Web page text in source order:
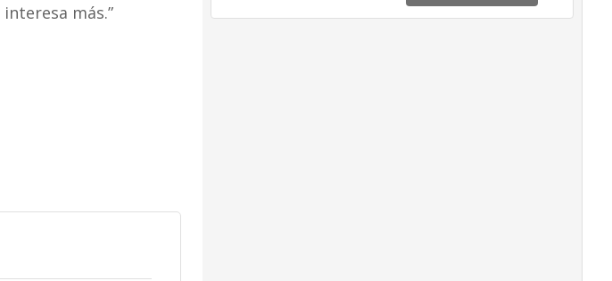
más.”